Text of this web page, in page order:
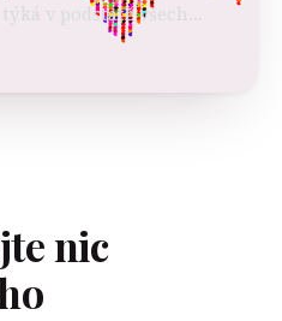
v podstatě všech
Tam jsou pokroky
nic